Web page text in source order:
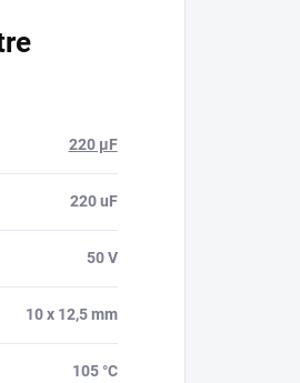
220 μF
220 uF
50 V
10 x 12,5 mm
105 °C